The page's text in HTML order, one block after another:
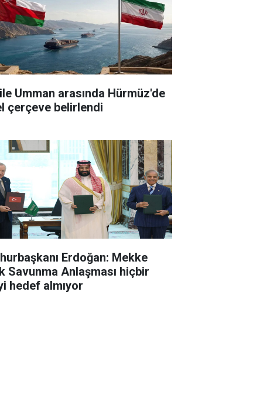
Umman arasında Hürmüz'de
çerçeve belirlendi
Erdoğan: Mekke
Savunma Anlaşması hiçbir
hedef almıyor